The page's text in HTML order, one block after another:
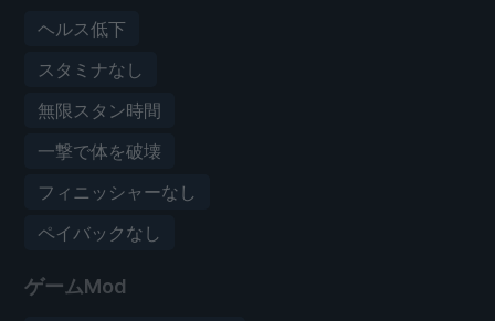
ヘルス低下
スタミナなし
無限スタン時間
一撃で体を破壊
フィニッシャーなし
ペイバックなし
ゲームMod